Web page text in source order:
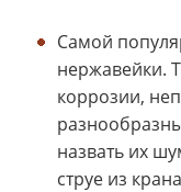
Самой
нержавейки.
коррозии,
назвать их
струе из